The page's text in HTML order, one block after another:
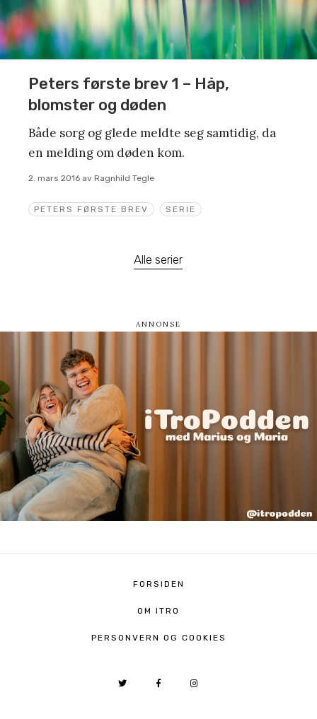
PETERS FØRSTE BREV SERIE
Peters første brev 1 – Håp,
blomster og døden
Både sorg og glede meldte seg samtidig, da
en melding om døden kom.
2. mars 2016 av Ragnhild Tegle
Alle serier
FORSIDEN
OM ITRO
PERSONVERN OG COOKIES